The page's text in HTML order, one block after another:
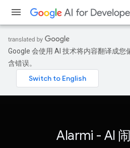
Google 会使用 AI 技术将内容翻译成您
含错误。
Alarmi - AI